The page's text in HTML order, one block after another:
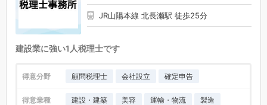
JR山陽本線 北長瀬駅 徒歩25分
建設業に強い1人税理士です
得意分野 顧問税理士 会社設立 確定申告
得意業種 建設・建築 美容 運輸・物流
製造